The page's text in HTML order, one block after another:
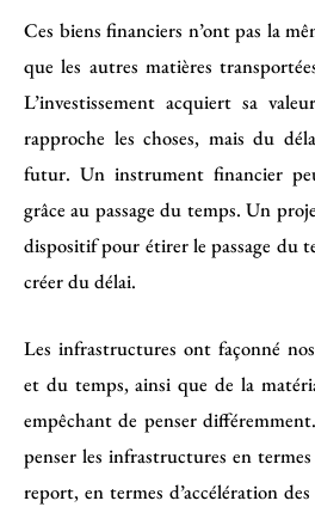
Ces biens financiers n’ont pas la
que les autres matières
L’investissement acquiert sa
rapproche les choses, mais du
futur. Un instrument financier
grâce au passage du temps. Un
dispositif pour étirer le passage du
créer du délai.
Les infrastructures ont façonné nos
et du temps, ainsi que de la
empêchant de penser
penser les infrastructures en
report, en termes d’accélération